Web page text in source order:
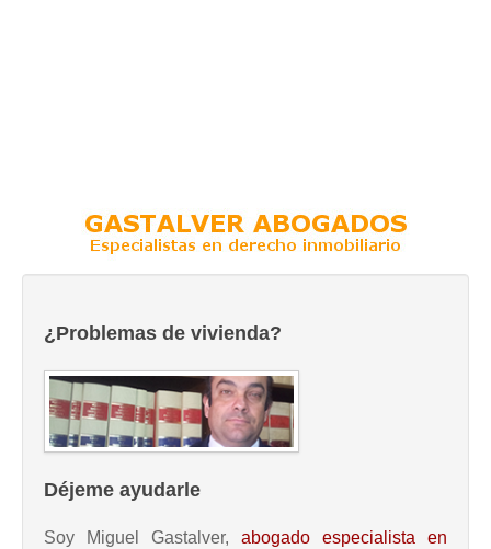
¿Problemas de vivienda?
Déjeme ayudarle
Soy Miguel Gastalver, abogado especialista en